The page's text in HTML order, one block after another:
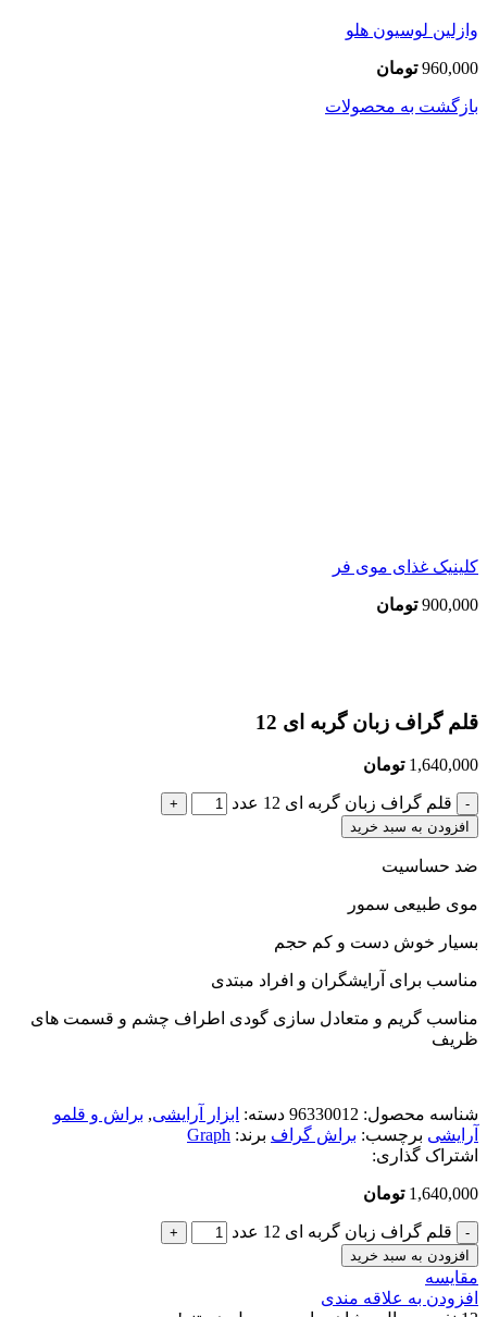
وازلین لوسیون هلو
960,000 تومان
بازگشت به محصولات
کلینیک غذای موی فر
900,000 تومان
قلم گراف زبان گربه ای 12
1,640,000 تومان
قلم گراف زبان گربه ای 12 عدد
افزودن به سبد خرید
ضد حساسیت
موی طبیعی سمور
بسیار خوش دست و کم حجم
مناسب برای آرایشگران و افراد مبتدی
مناسب گریم و متعادل سازی گودی اطراف چشم و قسمت های
ظریف
شناسه محصول: 96330012 دسته: ابزار آرایشی, براش و قلمو
آرایشی برچسب: براش گراف برند: Graph
اشتراک گذاری:
1,640,000 تومان
قلم گراف زبان گربه ای 12 عدد
افزودن به سبد خرید
مقایسه
افزودن به علاقه مندی